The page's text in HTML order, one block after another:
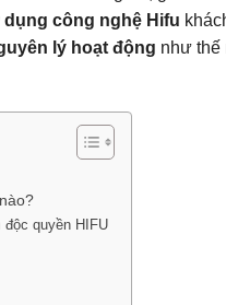
dụng công nghệ Hifu
lý hoạt động như thế
quyền HIFU